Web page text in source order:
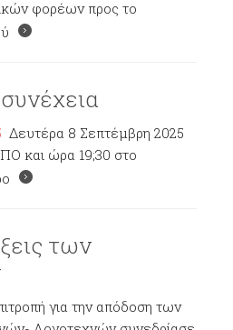
φορέων προς το
Δευτέρα 8 Σεπτέμβρη 2025
και ώρα 19;30 στο
των
για την απόδοση των